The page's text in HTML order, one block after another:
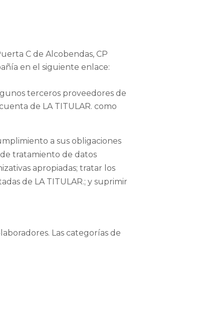
C de Alcobendas, CP
en el siguiente enlace:
terceros proveedores de
de LA TITULAR. como
a sus obligaciones
tratamiento de datos
apropiadas; tratar los
de LA TITULAR.; y suprimir
Las categorías de